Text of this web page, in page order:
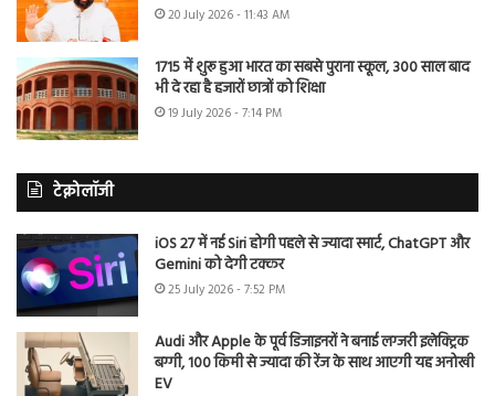
20 July 2026 - 11:43 AM
1715 में शुरू हुआ भारत का सबसे पुराना स्कूल, 300 साल बाद
भी दे रहा है हजारों छात्रों को शिक्षा
19 July 2026 - 7:14 PM
टेक्नोलॉजी
iOS 27 में नई Siri होगी पहले से ज्यादा स्मार्ट, ChatGPT और
Gemini को देगी टक्कर
25 July 2026 - 7:52 PM
Audi और Apple के पूर्व डिजाइनरों ने बनाई लग्जरी इलेक्ट्रिक
बग्गी, 100 किमी से ज्यादा की रेंज के साथ आएगी यह अनोखी
EV